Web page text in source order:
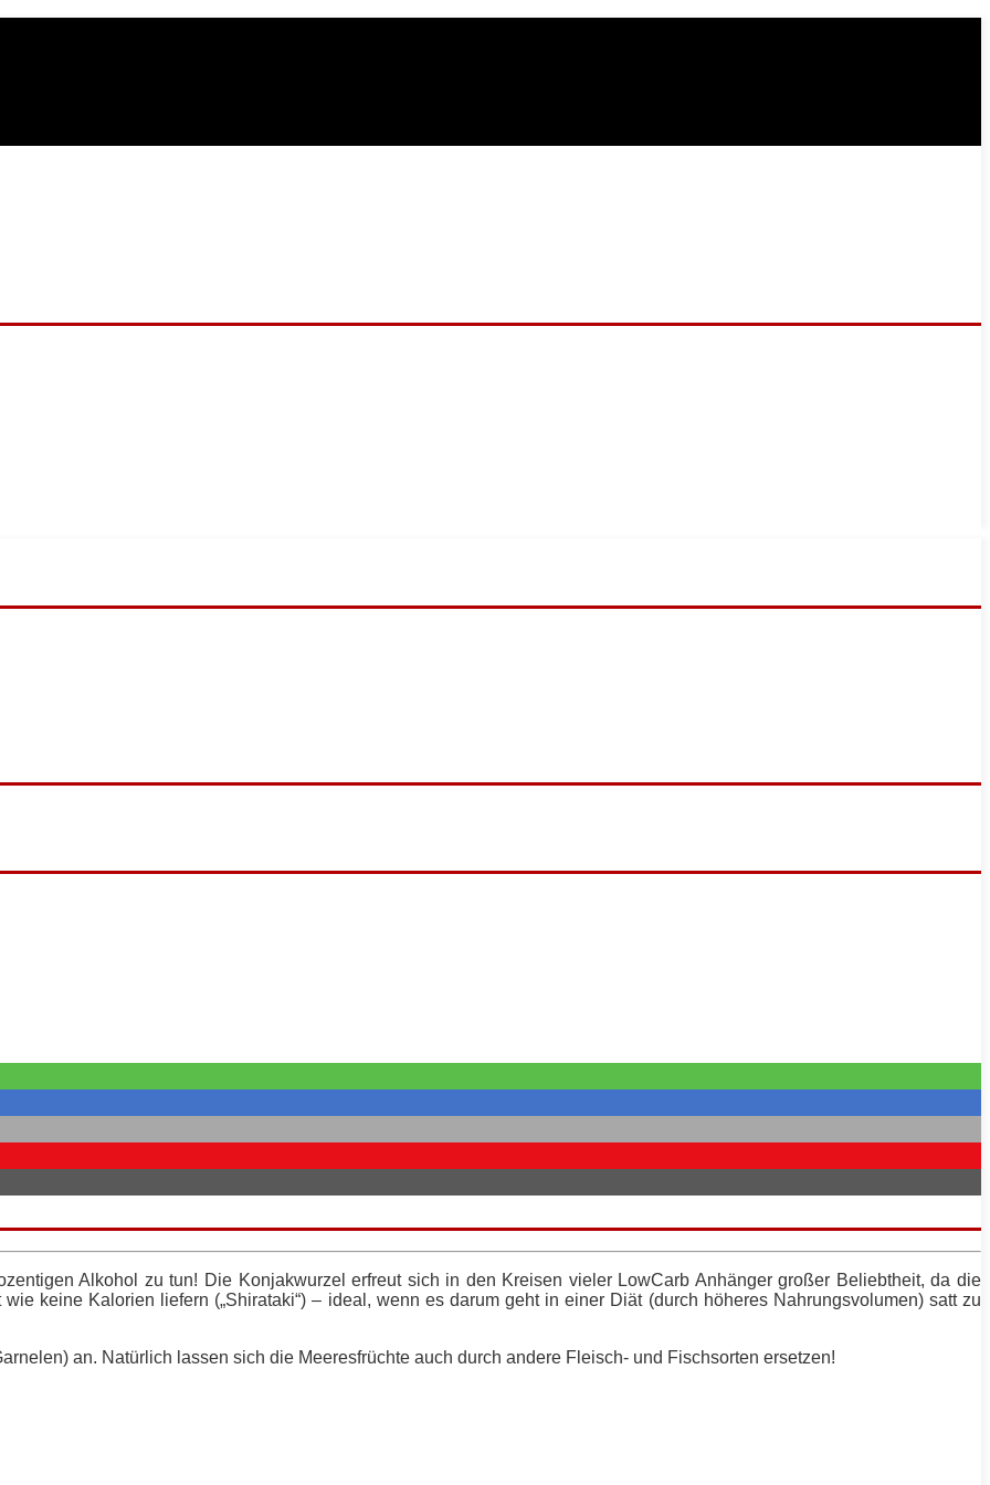
Alkohol zu tun! Die Konjakwurzel erfreut sich in den Kreisen vieler LowCarb Anhänger großer Beliebtheit, da die
keine Kalorien liefern („Shirataki“) – ideal, wenn es darum geht in einer Diät(durch höheres Nahrungsvolumen) sattzu
an. Natürlich lassen sich die Meeresfrüchte auch durch andere Fleisch- und Fischsorten ersetzen!